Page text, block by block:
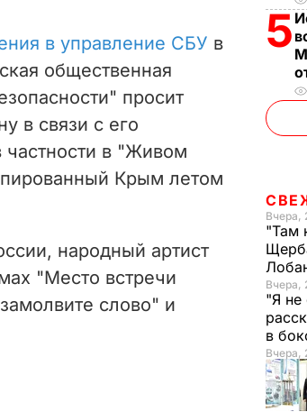
в управление СБУ в
общественная
просит
в связи с его
частности в "Живом
Крым летом
народный артист
"Место встречи
слово" и
5
Вчера,
"Там
Вчера,
"Я не
в
Вчера,